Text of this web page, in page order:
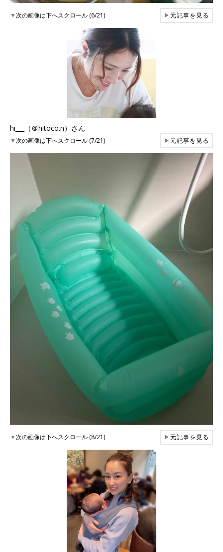
▼次の画像は下へスクロール (6/21) ▶元記事を見る
hi___（＠hitoco.n）さん
▼次の画像は下へスクロール (7/21) ▶元記事を見る
▼次の画像は下へスクロール (8/21) ▶元記事を見る